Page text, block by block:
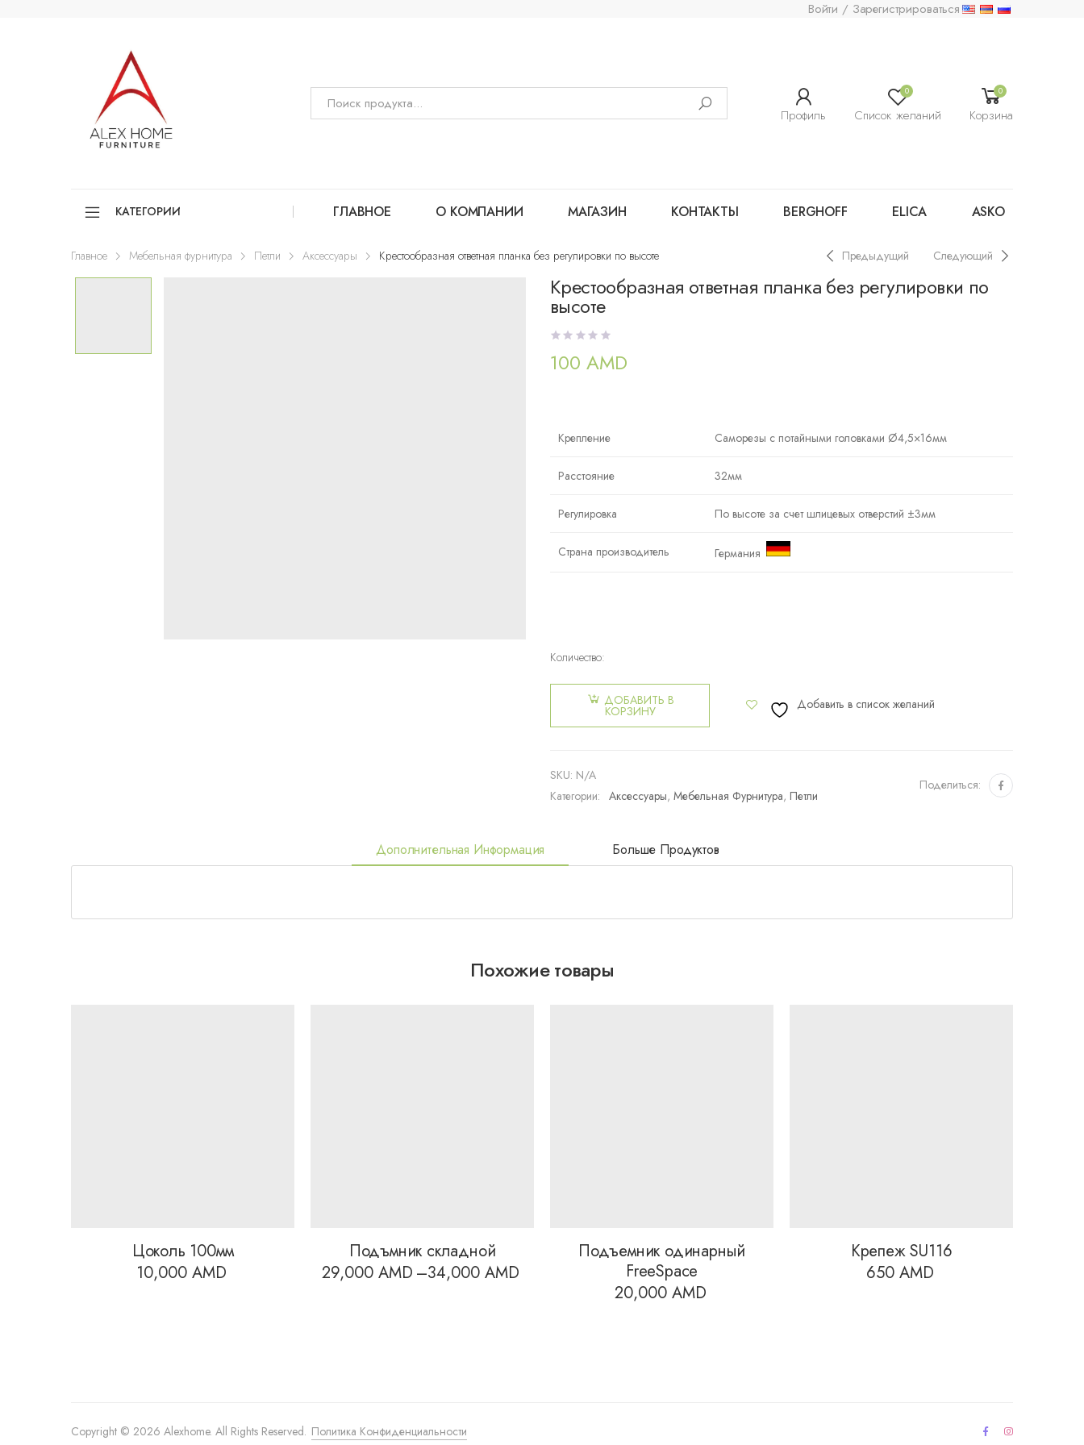
Войти / Зарегистрироваться
Профиль
0
Список желаний
0
Корзина
КАТЕГОРИИ ГЛАВНОЕ О КОМПАНИИ МАГАЗИН КОНТАКТЫ BERGHOFF ELICA ASKO
Главное Мебельная фурнитура Петли Аксессуары Крестообразная ответная планка без регулировки по высоте Предыдущий Следующий
Крестообразная ответная планка без регулировки по
высоте
100 AMD
Крепление Саморезы с потайными головками Ø4,5×16мм
Расстояние 32мм
Регулировка По высоте за счет шлицевых отверстий ±3мм
Страна производитель Германия
Количество:
Количество
товара
Крестообразная
ответная
без
регулировки
ДОБАВИТЬ В
КОРЗИНУ Добавить в список желаний
SKU: N/A
Категории: Аксессуары, Мебельная Фурнитура, Петли
Поделиться:
Дополнительная Информация Больше Продуктов
Похожие товары
Цоколь 100мм
10,000 AMD
Подъмник складной
29,000 AMD –34,000 AMD
Диапазон
Подъемник одинарный
FreeSpace
20,000 AMD
Крепеж SU116
650 AMD
Copyright © 2026 Alexhome. All Rights Reserved. Политика Конфиденциальности